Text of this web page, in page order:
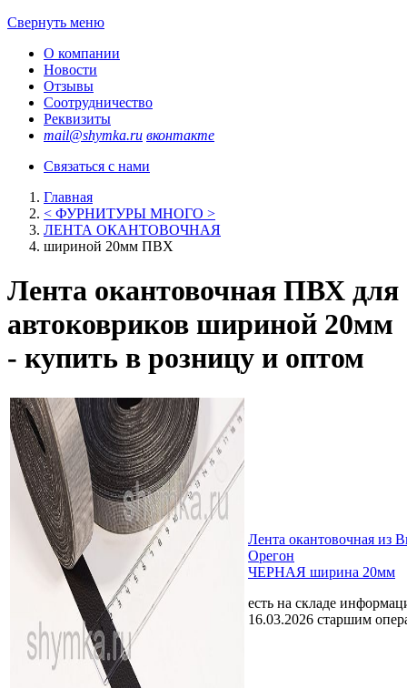
Свернуть меню
О компании
Новости
Отзывы
Соотрудничество
Реквизиты
mail@shymka.ru вконтакте
Связаться с нами
Главная
< ФУРНИТУРЫ МНОГО >
ЛЕНТА ОКАНТОВОЧНАЯ
шириной 20мм ПВХ
Лента окантовочная ПВХ для
автоковриков шириной 20мм
- купить в розницу и оптом
Лента окантовочная из
Орегон
ЧЕРНАЯ ширина 20мм
есть на складе
16.03.2026 старшим